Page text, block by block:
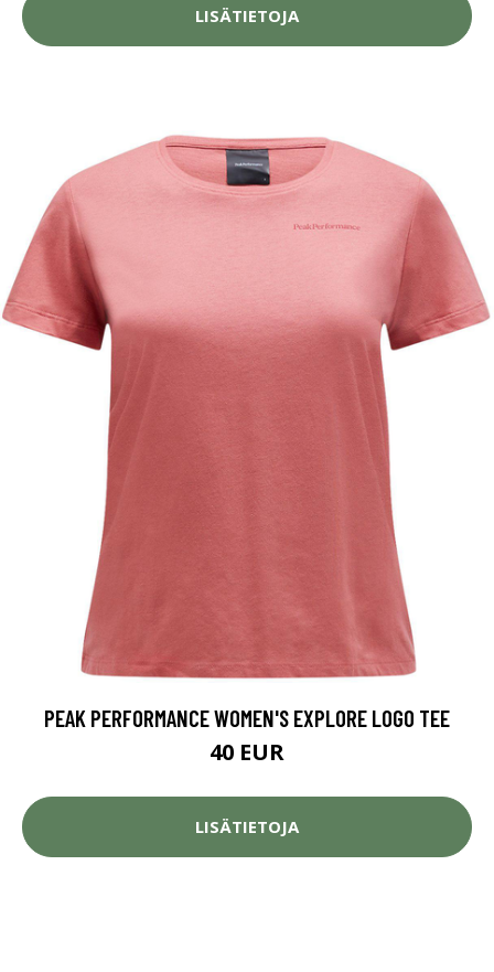
LISÄTIETOJA
PEAK PERFORMANCE WOMEN'S EXPLORE LOGO TEE
40 EUR
LISÄTIETOJA